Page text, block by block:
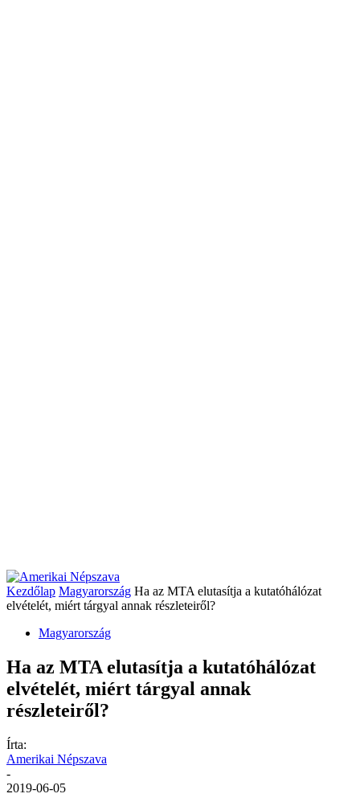
Kezdőlap Magyarország Ha az MTA elutasítja a kutatóhálózat
elvételét, miért tárgyal annak részleteiről?
Magyarország
Ha az MTA elutasítja a kutatóhálózat
elvételét, miért tárgyal annak
részleteiről?
Írta:
Amerikai Népszava
-
2019-06-05